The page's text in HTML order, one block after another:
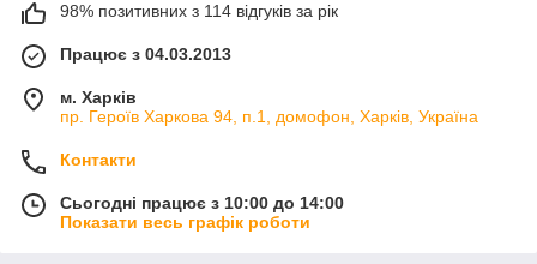
98% позитивних з 114 відгуків за рік
Працює з 04.03.2013
м. Харків
пр. Героїв Харкова 94, п.1, домофон, Харків, Україна
Контакти
Сьогодні працює з 10:00 до 14:00
Показати весь графік роботи